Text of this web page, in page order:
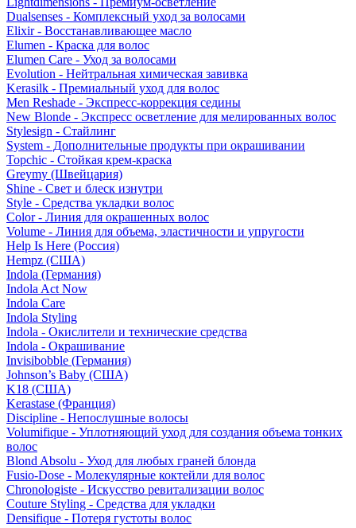
Dualsenses - Комплексный уход за волосами
Elixir - Восстанавливающее масло
Elumen - Краска для волос
Elumen Care - Уход за волосами
Evolution - Нейтральная химическая завивка
Kerasilk - Премиальный уход для волос
Men Reshade - Экспресс-коррекция седины
New Blonde - Экспресс осветление для мелированных волос
Stylesign - Стайлинг
System - Дополнительные продукты при окрашивании
Topchic - Стойкая крем-краска
Greymy (Швейцария)
Shine - Свет и блеск изнутри
Style - Средства укладки волос
Color - Линия для окрашенных волос
Volume - Линия для объема, эластичности и упругости
Help Is Here (Россия)
Hempz (США)
Indola (Германия)
Indola Act Now
Indola Care
Indola Styling
Indola - Окислители и технические средства
Indola - Окрашивание
Invisibobble (Германия)
Johnson’s Baby (США)
K18 (США)
Kerastase (Франция)
Discipline - Непослушные волосы
Volumifique - Уплотняющий уход для создания объема тонких
волос
Blond Absolu - Уход для любых граней блонда
Fusio-Dose - Молекулярные коктейли для волос
Chronologiste - Искусство ревитализации волос
Couture Styling - Средства для укладки
Densifique - Потеря густоты волос